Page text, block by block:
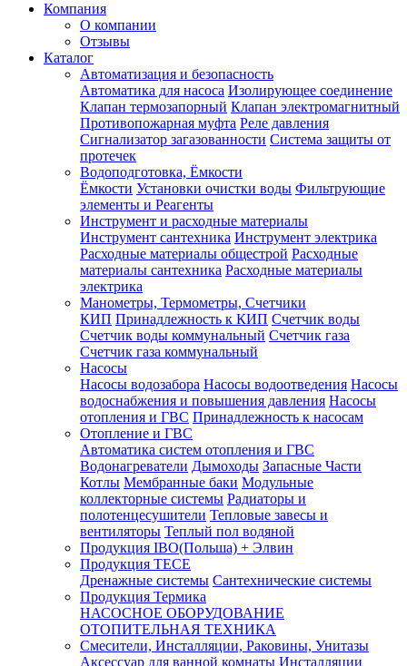
Компания
О компании
Отзывы
Каталог
Автоматизация и безопасность
Автоматика для насоса Изолирующее соединение
Клапан термозапорный Клапан электромагнитный
Противопожарная муфта Реле давления
Сигнализатор загазованности Система защиты от
протечек
Водоподготовка, Ёмкости
Ёмкости Установки очистки воды Фильтрующие
элементы и Реагенты
Инструмент и расходные материалы
Инструмент сантехника Инструмент электрика
Расходные материалы общестрой Расходные
материалы сантехника Расходные материалы
электрика
Манометры, Термометры, Счетчики
КИП Принадлежность к КИП Счетчик воды
Счетчик воды коммунальный Счетчик газа
Счетчик газа коммунальный
Насосы
Насосы водозабора Насосы водоотведения Насосы
водоснабжения и повышения давления Насосы
отопления и ГВС Принадлежность к насосам
Отопление и ГВС
Автоматика систем отопления и ГВС
Водонагреватели Дымоходы Запасные Части
Котлы Мембранные баки Модульные
коллекторные системы Радиаторы и
полотенцесушители Тепловые завесы и
вентиляторы Теплый пол водяной
Продукция IBO(Польша) + Элвин
Продукция TECE
Дренажные системы Сантехнические системы
Продукция Термика
НАСОСНОЕ ОБОРУДОВАНИЕ
ОТОПИТЕЛЬНАЯ ТЕХНИКА
Смесители, Инсталляции, Раковины, Унитазы
Аксессуар для ванной комнаты Инсталляции